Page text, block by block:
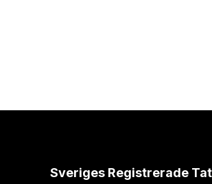
Sveriges Registrerade